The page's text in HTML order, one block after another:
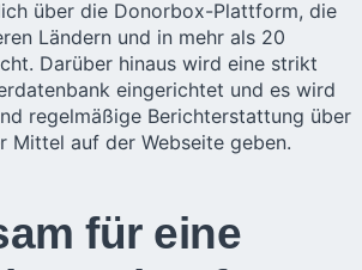
über die Donorbox-Plattform, die
Ländern und in mehr als 20
Darüber hinaus wird eine strikt
eingerichtet und es wird
regelmäßige Berichterstattung über
Mittel auf der Webseite geben.
für eine